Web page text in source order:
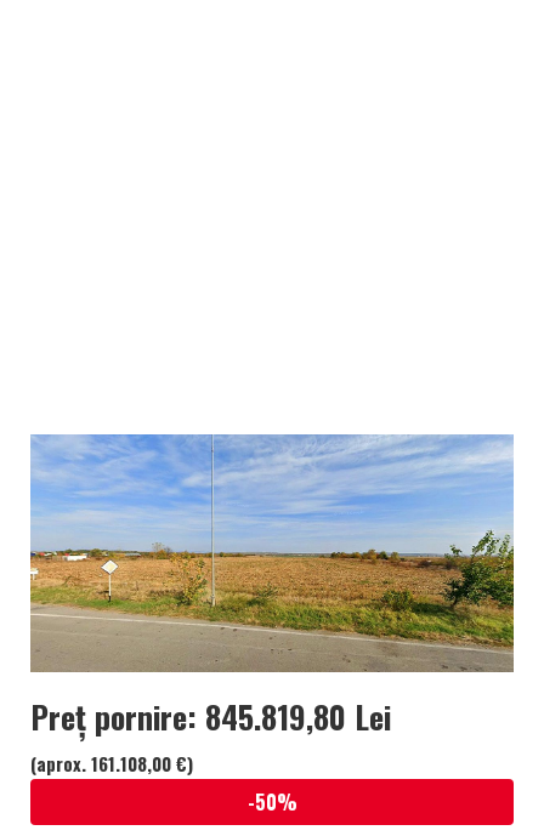
Preț pornire: 845.819,80 Lei
(aprox. 161.108,00 €)
-50%